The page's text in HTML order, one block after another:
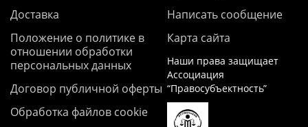
Доставка
Положение о политике в
отношении обработки
персональных данных
Договор публичной оферты
Обработка файлов cookie
Написать сообщение
Карта сайта
Наши права защищает
Ассоциация
“Правосубъектность”